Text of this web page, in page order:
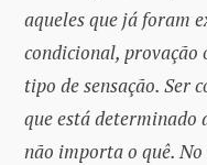
aqueles que já foram
condicional, provação
tipo de sensação. Ser
que está determinado
não importa o quê. No